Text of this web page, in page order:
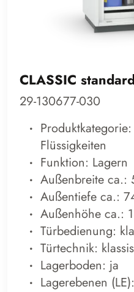
CLASSIC
29-130677-030
Flüssigkeiten
Funktion: Lagern
Außenbreite ca.:
Außentiefe ca.:
Außenhöhe ca.:
Türbedienung:
Türtechnik:
Lagerboden: ja
Lagerebenen